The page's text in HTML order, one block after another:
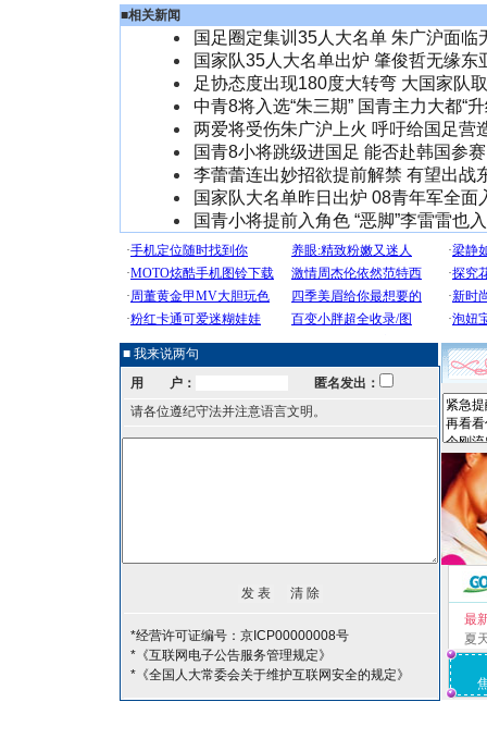
■相关新闻
国足圈定集训35人大名单 朱广沪面临
国家队35人大名单出炉 肇俊哲无缘东
足协态度出现180度大转弯 大国家队
中青8将入选“朱三期” 国青主力大都“升
两爱将受伤朱广沪上火 呼吁给国足营
国青8小将跳级进国足 能否赴韩国参
李蕾蕾连出妙招欲提前解禁 有望出战
国家队大名单昨日出炉 08青年军全面
国青小将提前入角色 “恶脚”李雷雷也
■ 我来说两句
用 户：
匿名发出：
请各位遵纪守法并注意语言文明。
*经营许可证编号：京ICP00000008号
*《互联网电子公告服务管理规定》
*《全国人大常委会关于维护互联网安全的规定》
最
夏